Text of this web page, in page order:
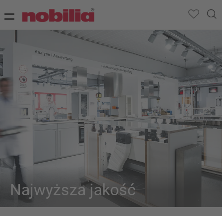
Najwyższa jakość